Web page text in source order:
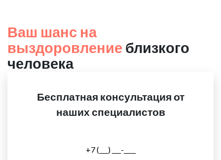
Ваш шанс на
выздоровление близкого
человека
Бесплатная консультация от
наших специалистов